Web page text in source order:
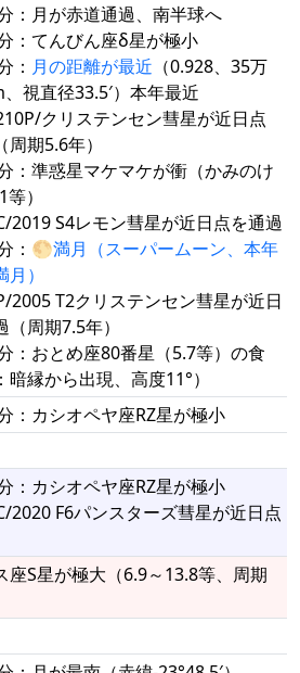
：月が赤道通過、南半球へ
：てんびん座δ星が極小
： 月の距離が最近 （0.928、35万
視直径33.5′）本年最近
クリステンセン彗星が近日点
周期5.6年）
：準惑星マケマケが衝（かみのけ
）
2019 S4レモン彗星が近日点を通過
：🌕満月（スーパームーン、本年
）
2005 T2クリステンセン彗星が近日
（周期7.5年）
：おとめ座80番星（5.7等）の食
暗縁から出現、高度11°）
：カシオペヤ座RZ星が極小
：カシオペヤ座RZ星が極小
2020 F6パンスターズ彗星が近日点
座S星が極大（6.9～13.8等、周期